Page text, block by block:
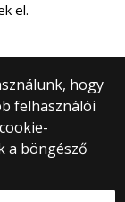
el.
hogy
felhasználói
a böngésző
1–3.
6500